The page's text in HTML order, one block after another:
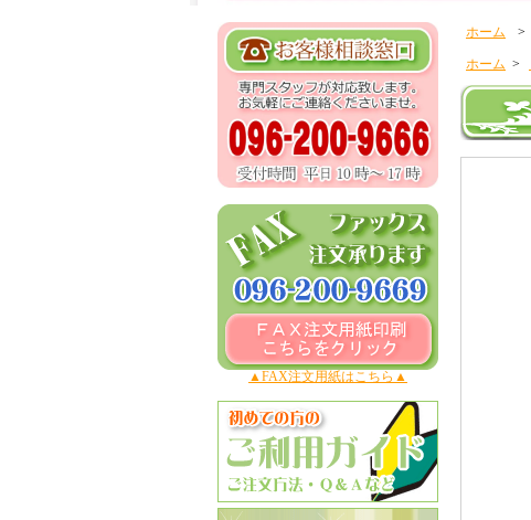
▲FAX注文用紙はこちら▲
ホーム >
ホーム >